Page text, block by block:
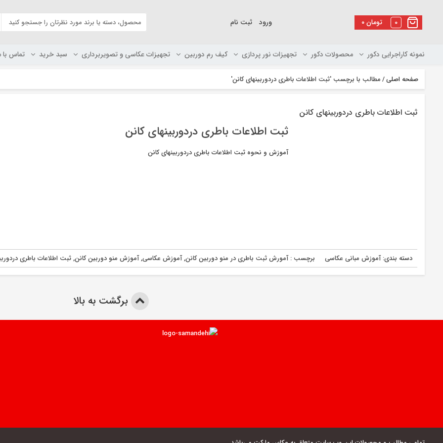
۰تومان 0 ورود ثبت نام
نمونه کاراجرایی دکور محصولات دکور تجهیزات نور پردازی کیف رم دوربین تجهیزات عکاسی و تصویربرداری سبد خرید تماس با
صفحه اصلی/مطالب با برچسب 'ثبت اطلاعات باطری دردوربینهای کانن'
ثبت اطلاعات باطری دردوربینهای کانن
ثبت اطلاعات باطری دردوربینهای کانن
آموزش و نحوه ثبت اطلاعات باطری دردوربینهای کانن
دسته بندی:آموزش مبانی عکاسی برچسب :آمورش ثبت باطری در منو دوربین کانن,آموزش عکاسی,آموزش منو دوربین کانن,ثبت اطلاعات باطری
برگشت به بالا